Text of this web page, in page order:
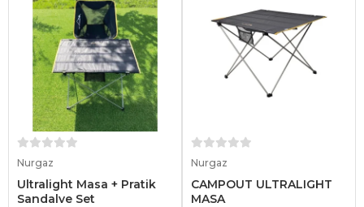
Nurgaz
Ultralight Masa + Pratik
Sandalye Set
Nurgaz
CAMPOUT ULTRALIGHT
MASA